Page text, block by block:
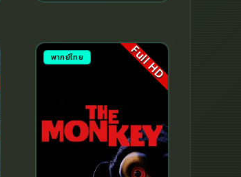
พากย์ไทย Full HD